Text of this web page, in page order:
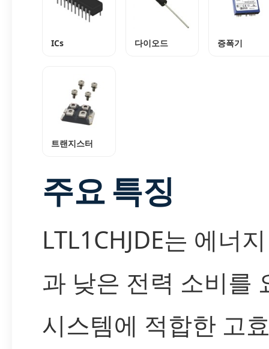
ICs 다이오드 증폭기
트랜지스터
주요 특징
LTL1CHJDE는 에너
과 낮은 전력 소비를
시스템에 적합한 고